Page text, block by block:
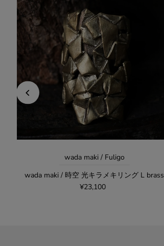
wada maki / Fuligo
wada maki / 時空 光キラメキリング L brass
¥23,100